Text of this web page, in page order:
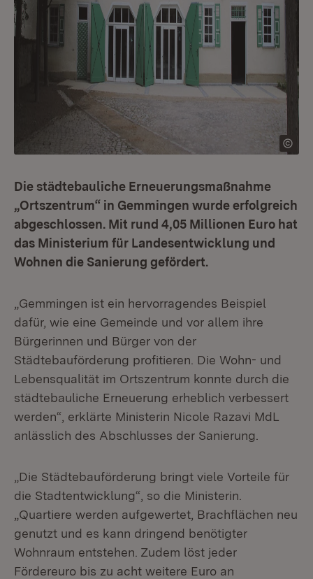
Die städtebauliche Erneuerungsmaßnahme
„Ortszentrum“ in Gemmingen wurde erfolgreich
abgeschlossen. Mit rund 4,05 Millionen Euro hat
das Ministerium für Landesentwicklung und
Wohnen die Sanierung gefördert.
„Gemmingen ist ein hervorragendes Beispiel
dafür, wie eine Gemeinde und vor allem ihre
Bürgerinnen und Bürger von der
Städtebauförderung profitieren. Die Wohn- und
Lebensqualität im Ortszentrum konnte durch die
städtebauliche Erneuerung erheblich verbessert
werden“, erklärte Ministerin Nicole Razavi MdL
anlässlich des Abschlusses der Sanierung.
„Die Städtebauförderung bringt viele Vorteile für
die Stadtentwicklung“, so die Ministerin.
„Quartiere werden aufgewertet, Brachflächen neu
genutzt und es kann dringend benötigter
Wohnraum entstehen. Zudem löst jeder
Fördereuro bis zu acht weitere Euro an